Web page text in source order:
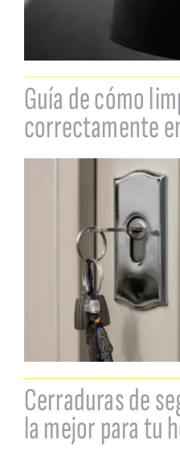
Guía de cómo
correctamente
Cerraduras de
la mejor para tu